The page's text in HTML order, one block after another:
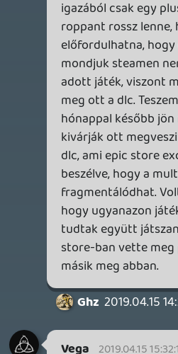
pc-s piac, most még inkább az
Jelenleg valóban teljesen
már amúgy is 4-5 luncher mellé
ember egy 6-dikat. De azért
ráznám le a dolgot, lévén
megmondta, hogy a rendszerűk
fejlesztésével szerintük nem
felhasználókat, s ezért nem is
agresszív marketing
viszont igen. És most persze
fejlesztők a láthatóságnak,
kedvezőbb feltételeknek.
az epic store is túlzsúfolt lesz.
megvetik a lábukat végleg,
megvágják-e ők is a kiadókat a
mint minden másik platform
Vagy vajon mikor jön el az a
már kizárólagos exkluzivitást
majd dlc-kre? Simán
a fanyar kanyar, hogy epic
csak mondjuk a bl3 dlci. Az a
a versenyhelyzet csak jó, de itt